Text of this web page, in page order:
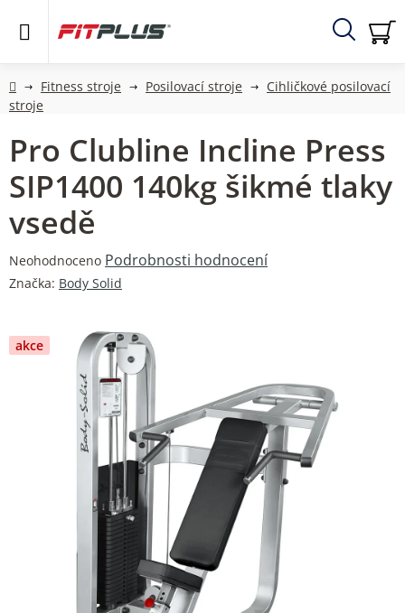
Hledat
DomůFitness stroje Posilovací stroje
Cihličkové posilovací
stroje
Pro Clubline Incline Press
SIP1400 140kg šikmé tlaky
vsedě
Průměrné
hodnocení
0,0
z
Neohodnoceno Podrobnosti hodnocení
Značka: Body Solid
akce